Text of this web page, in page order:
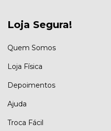
Loja Segura!
Quem Somos
Loja Física
Depoimentos
Ajuda
Troca Fácil